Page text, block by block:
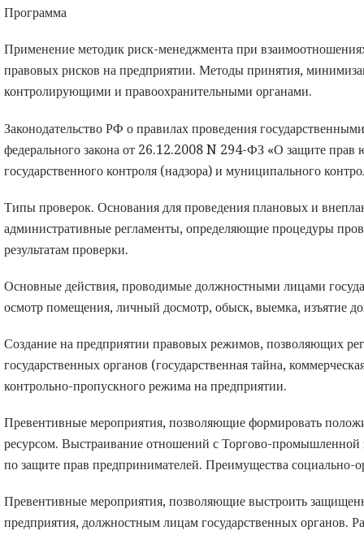
Программа
Применение методик риск-менеджмента при
правовых рисков на предприятии. Методы принятия,
контролирующими и правоохранительными органами.
Законодательство РФ о правилах проведения
федерального закона от 26.12.2008 N 294-ФЗ «О защите
государственного контроля (надзора) и муниципального
Типы проверок. Основания для проведения плановых и
административные регламенты, определяющие процедуры
результатам проверки.
Основные действия, проводимые должностными лицами
осмотр помещения, личный досмотр, обыск, выемка, изъятие
Создание на предприятии правовых режимов, позволяющих
государственных органов (государственная тайна,
контрольно-пропускного режима на предприятии.
Превентивные мероприятия, позволяющие формировать
ресурсом. Выстраивание отношений с Торгово-
по защите прав предпринимателей. Преимущества социально-
Превентивные мероприятия, позволяющие выстроить
предприятия, должностным лицам государственных органов.